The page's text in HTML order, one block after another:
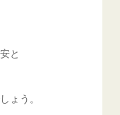
と
ょう。